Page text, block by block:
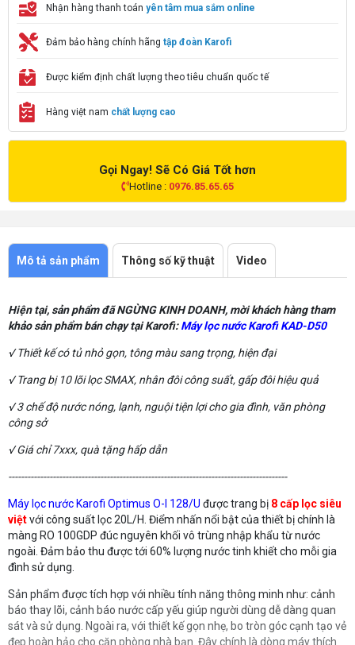
Nhận hàng thanh toán yên tâm mua sắm online
Đảm bảo hàng chính hãng tập đoàn Karofi
Được kiểm định chất lượng theo tiêu chuẩn quốc tế
Hàng việt nam chất lượng cao
Gọi Ngay! Sẽ Có Giá Tốt hơn
Hotline : 0976.85.65.65
Mô tả sản phẩm Thông số kỹ thuật Video
Hiện tại, sản phẩm đã NGỪNG KINH DOANH, mời khách hàng tham
khảo sản phẩm bán chạy tại Karofi:Máy lọc nước Karofi KAD-D50
√ Thiết kế có tủ nhỏ gọn, tông màu sang trọng, hiện đại
√ Trang bị 10 lõi lọc SMAX, nhân đôi công suất, gấp đôi hiệu quả
√ 3 chế độ nước nóng, lạnh, nguội tiện lợi cho gia đình, văn phòng
công sở
√ Giá chỉ 7xxx, quà tặng hấp dẫn
----------------------------------------------------------------------------------------
Máy lọc nước Karofi Optimus O-I 128/U được trang bị 8 cấp lọc siêu
việtvới công suất lọc 20L/H. Điểm nhấn nổi bật của thiết bị chính là
màng RO 100GDP đúc nguyên khối vô trùng nhập khẩu từ nước
ngoài. Đảm bảo thu được tới 60% lượng nước tinh khiết cho mỗi gia
đình sử dụng.
Sản phẩm được tích hợp với nhiều tính năng thông minh như: cảnh
báo thay lõi, cảnh báo nước cấp yếu giúp người dùng dễ dàng quan
sát và sử dụng. Ngoài ra, với thiết kế gọn nhẹ, bo tròn góc cạnh tạo vẻ
đẹp hoàn hảo cho căn phòng nhà bạn. Đây chính là dòng máy thích